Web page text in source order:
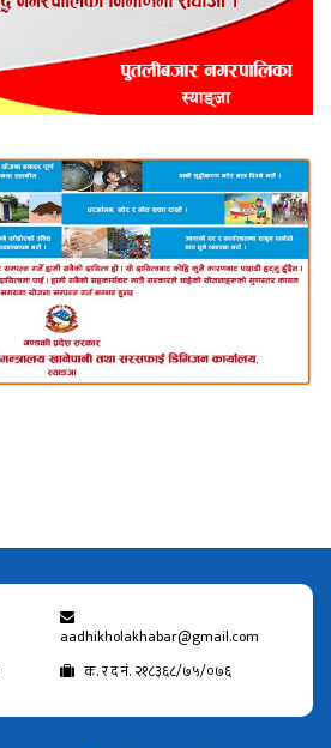
aadhikholakhabar@gmail.com
क. र द नं. २१८३६८/७५/०७६